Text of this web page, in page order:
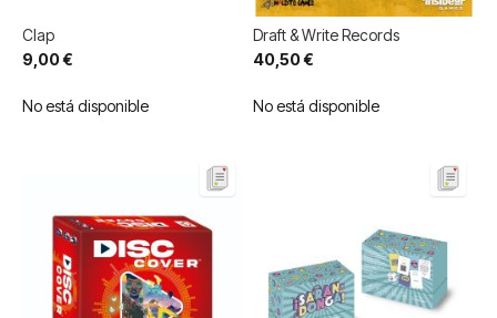
Clap
9,00 €
No está disponible
Draft & Write Records
40,50 €
No está disponible